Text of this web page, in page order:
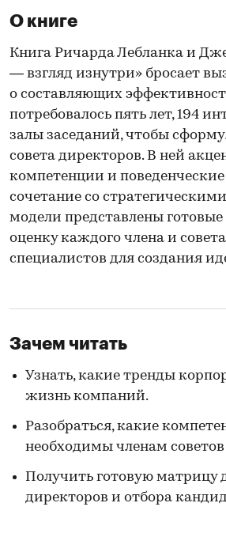
О книге
Книга Ричарда Лебланка и
— взгляд изнутри» бросает
о составляющих
потребовалось пять лет, 194
залы заседаний, чтобы
совета директоров. В ней
компетенции и
сочетание со
модели представлены
оценку каждого члена и
специалистов для создания
Зачем читать
Узнать, какие тренды
жизнь компаний.
Разобраться, какие
необходимы членам
Получить готовую матрицу
директоров и отбора